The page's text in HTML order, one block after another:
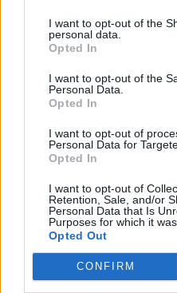
I want to opt-out of the
personal data.
Opted In
I want to opt-out of the
Personal Data.
Opted In
I want to opt-out of
Personal Data for
Opted In
I want to opt-out of
Retention, Sale, and/or
Personal Data that Is
Purposes for which it
Opted Out
CONFIRM